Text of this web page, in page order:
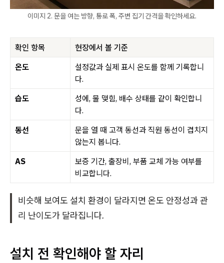
이미지 2. 문을 여는 방향, 통로 폭, 주변 집기 간격을 확인하세요.
확인 항목
현장에서 볼 기준
온도
설정값과 실제 표시 온도를 함께 기록합니
다.
습도
성에, 물 맺힘, 배수 상태를 같이 확인합니
다.
동선
문을 열 때 고객 동선과 직원 동선이 겹치지
않는지 봅니다.
AS
보증 기간, 출장비, 부품 교체 가능 여부를
비교합니다.
비슷해 보여도 설치 환경이 달라지면 온도 안정성과 관
리 난이도가 달라집니다.
설치 전 확인해야 할 자리